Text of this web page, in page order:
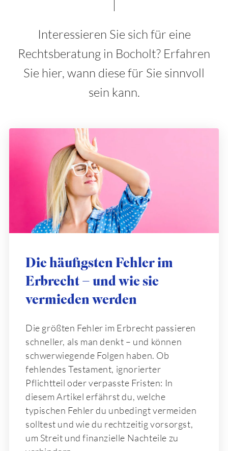
Interessieren Sie sich für eine
Rechtsberatung in Bocholt? Erfahren
Sie hier, wann diese für Sie sinnvoll
sein kann.
Die häufigsten Fehler im
Erbrecht – und wie sie
vermieden werden
Die größten Fehler im Erbrecht passieren
schneller, als man denkt – und können
schwerwiegende Folgen haben. Ob
fehlendes Testament, ignorierter
Pflichtteil oder verpasste Fristen: In
diesem Artikel erfährst du, welche
typischen Fehler du unbedingt vermeiden
solltest und wie du rechtzeitig vorsorgst,
um Streit und finanzielle Nachteile zu